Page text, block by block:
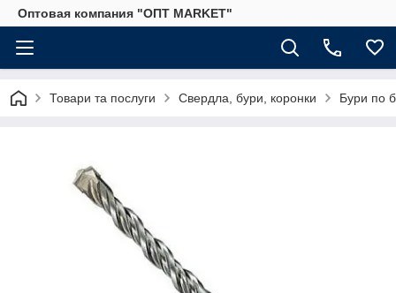
Оптовая компания "ОПТ MARKET"
Товари та послуги Свердла, бури, коронки Бури по